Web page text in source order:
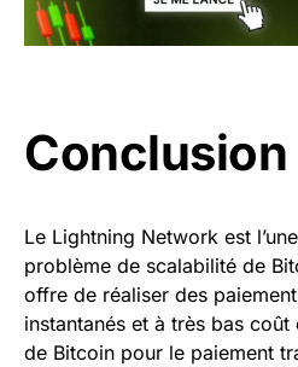
Conclusion
Le Lightning Network est
problème de scalabilité de
offre de réaliser des
instantanés et à très bas
de Bitcoin pour le paiement